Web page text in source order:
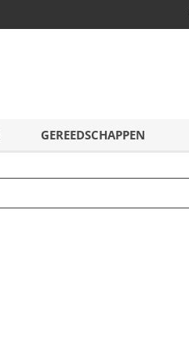
GEREEDSCHAPPEN